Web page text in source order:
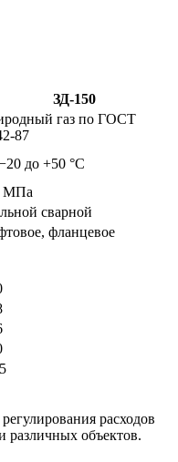
ЗД-150
газ по ГОСТ
87
до +50 °С
МПа
сварной
фланцевое
расходов
различных объектов.